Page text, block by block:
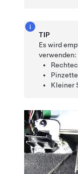
TIP
Es wird
verwenden:
Pinzette
Kleiner